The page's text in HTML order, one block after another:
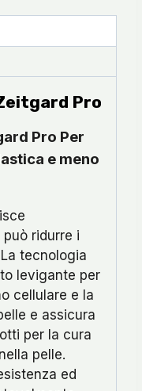
Pro
Pro Per
e meno
ridurre i
tecnologia
levigante per
cellulare e la
e assicura
per la cura
pelle.
ed